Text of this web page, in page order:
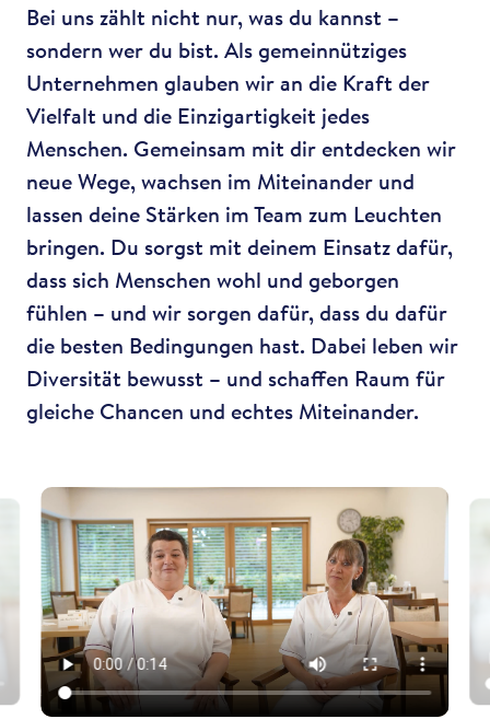
Bei uns zählt nicht nur, was du kannst –
sondern wer du bist. Als gemeinnütziges
Unternehmen glauben wir an die Kraft der
Vielfalt und die Einzigartigkeit jedes
Menschen. Gemeinsam mit dir entdecken wir
neue Wege, wachsen im Miteinander und
lassen deine Stärken im Team zum Leuchten
bringen. Du sorgst mit deinem Einsatz dafür,
dass sich Menschen wohl und geborgen
fühlen – und wir sorgen dafür, dass du dafür
die besten Bedingungen hast. Dabei leben wir
Diversität bewusst – und schaffen Raum für
gleiche Chancen und echtes Miteinander.